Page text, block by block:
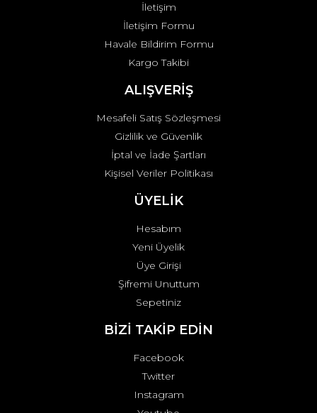
İletişim
İletişim Formu
Havale Bildirim Formu
Kargo Takibi
ALIŞVERİŞ
Mesafeli Satış Sözleşmesi
Gizlilik ve Güvenlik
İptal ve İade Şartları
Kişisel Veriler Politikası
ÜYELİK
Hesabım
Yeni Üyelik
Üye Girişi
Şifremi Unuttum
Sepetiniz
BİZİ TAKİP EDİN
Facebook
Twitter
Instagram